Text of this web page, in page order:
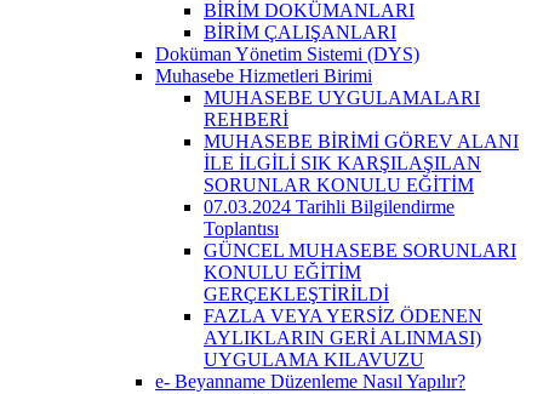
BİRİM DOKÜMANLARI
BİRİM ÇALIŞANLARI
Doküman Yönetim Sistemi (DYS)
Muhasebe Hizmetleri Birimi
MUHASEBE UYGULAMALARI
REHBERİ
MUHASEBE BİRİMİ GÖREV ALANI
İLE İLGİLİ SIK KARŞILAŞILAN
SORUNLAR KONULU EĞİTİM
07.03.2024 Tarihli Bilgilendirme
Toplantısı
GÜNCEL MUHASEBE SORUNLARI
KONULU EĞİTİM
GERÇEKLEŞTİRİLDİ
FAZLA VEYA YERSİZ ÖDENEN
AYLIKLARIN GERİ ALINMASI)
UYGULAMA KILAVUZU
e- Beyanname Düzenleme Nasıl Yapılır?